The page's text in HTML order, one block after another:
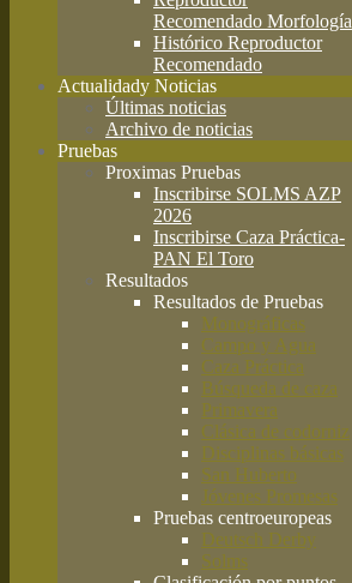
Recomendado Morfología
Histórico Reproductor
Recomendado
Actualidady Noticias
Últimas noticias
Archivo de noticias
Pruebas
Proximas Pruebas
Inscribirse SOLMS AZP
2026
Inscribirse Caza Práctica-
PAN El Toro
Resultados
Resultados de Pruebas
Monográficas
Campo y Agua
Caza Práctica
Búsqueda de caza
Primavera
Clásica de codorniz
Disciplinas básicas
San Huberto
Jóvenes Promesas
Pruebas centroeuropeas
Deutsch Derby
Solms